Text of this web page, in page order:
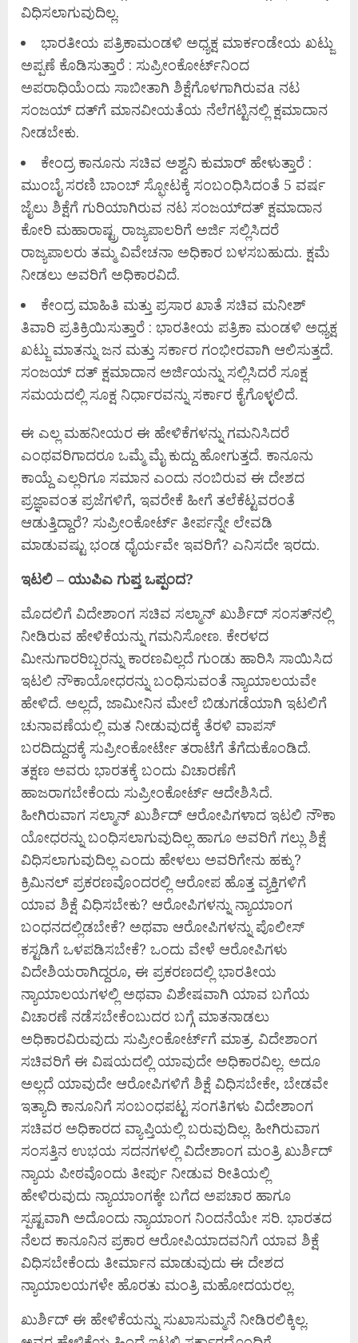
ವಿಧಿಸಲಾಗುವುದಿಲ್ಲ.
ಭಾರತೀಯ ಪತ್ರಿಕಾಮಂಡಳಿ ಅಧ್ಯಕ್ಷ ಮಾರ್ಕಂಡೇಯ ಖಟ್ಜು
ಅಪ್ಪಣೆ ಕೊಡಿಸುತ್ತಾರೆ : ಸುಪ್ರೀಂಕೋರ್ಟ್‌ನಿಂದ
ಅಪರಾಧಿಯೆಂದು ಸಾಬೀತಾಗಿ ಶಿಕ್ಷೆಗೊಳಗಾಗಿರುವa ನಟ
ಸಂಜಯ್‌ ದತ್‌ಗೆ ಮಾನವೀಯತೆಯ ನೆಲೆಗಟ್ಟಿನಲ್ಲಿ ಕ್ಷಮಾದಾನ
ನೀಡಬೇಕು.
ಕೇಂದ್ರ ಕಾನೂನು ಸಚಿವ ಅಶ್ವನಿ ಕುಮಾರ್ ಹೇಳುತ್ತಾರೆ :
ಮುಂಬೈ ಸರಣಿ ಬಾಂಬ್‌ ಸ್ಫೋಟಕ್ಕೆ ಸಂಬಂಧಿಸಿದಂತೆ 5 ವರ್ಷ
ಜೈಲು ಶಿಕ್ಷೆಗೆ ಗುರಿಯಾಗಿರುವ ನಟ ಸಂಜಯ್‌ದತ್‌ ಕ್ಷಮಾದಾನ
ಕೋರಿ ಮಹಾರಾಷ್ಟ್ರ ರಾಜ್ಯಪಾಲರಿಗೆ ಅರ್ಜಿ ಸಲ್ಲಿಸಿದರೆ
ರಾಜ್ಯಪಾಲರು ತಮ್ಮ ವಿವೇಚನಾ ಅಧಿಕಾರ ಬಳಸಬಹುದು. ಕ್ಷಮೆ
ನೀಡಲು ಅವರಿಗೆ ಅಧಿಕಾರವಿದೆ.
ಕೇಂದ್ರ ಮಾಹಿತಿ ಮತ್ತು ಪ್ರಸಾರ ಖಾತೆ ಸಚಿವ ಮನೀಶ್‌
ತಿವಾರಿ ಪ್ರತಿಕ್ರಿಯಿಸುತ್ತಾರೆ : ಭಾರತೀಯ ಪತ್ರಿಕಾ ಮಂಡಳಿ ಅಧ್ಯಕ್ಷ
ಖಟ್ಜು ಮಾತನ್ನು ಜನ ಮತ್ತು ಸರ್ಕಾರ ಗಂಭೀರವಾಗಿ ಆಲಿಸುತ್ತದೆ.
ಸಂಜಯ್‌ ದತ್‌ ಕ್ಷಮಾದಾನ ಅರ್ಜಿಯನ್ನು ಸಲ್ಲಿಸಿದರೆ ಸೂಕ್ಷ
ಸಮಯದಲ್ಲಿ ಸೂಕ್ಷ ನಿರ್ಧಾರವನ್ನು ಸರ್ಕಾರ ಕೈಗೊಳ್ಳಲಿದೆ.
ಈ ಎಲ್ಲ ಮಹನೀಯರ ಈ ಹೇಳಿಕೆಗಳನ್ನು ಗಮನಿಸಿದರೆ
ಎಂಥವರಿಗಾದರೂ ಒಮ್ಮೆ ಮೈ ಕುದ್ದು ಹೋಗುತ್ತದೆ. ಕಾನೂನು
ಕಾಯ್ದೆ ಎಲ್ಲರಿಗೂ ಸಮಾನ ಎಂದು ನಂಬಿರುವ ಈ ದೇಶದ
ಪ್ರಜ್ಞಾವಂತ ಪ್ರಜೆಗಳಿಗೆ, ಇವರೇಕೆ ಹೀಗೆ ತಲೆಕೆಟ್ಟವರಂತೆ
ಆಡುತ್ತಿದ್ದಾರೆ? ಸುಪ್ರೀಂಕೋರ್ಟ್‌ ತೀರ್ಪನ್ನೇ ಲೇವಡಿ
ಮಾಡುವಷ್ಟು ಭಂಡ ಧೈರ್ಯವೇ ಇವರಿಗೆ? ಎನಿಸದೇ ಇರದು.
ಇಟಲಿ – ಯುಪಿಎ ಗುಪ್ತ ಒಪ್ಪಂದ?
ಮೊದಲಿಗೆ ವಿದೇಶಾಂಗ ಸಚಿವ ಸಲ್ಮಾನ್‌ ಖುರ್ಶಿದ್‌ ಸಂಸತ್‌ನಲ್ಲಿ
ನೀಡಿರುವ ಹೇಳಿಕೆಯನ್ನು ಗಮನಿಸೋಣ. ಕೇರಳದ
ಮೀನುಗಾರರಿಬ್ಬರನ್ನು ಕಾರಣವಿಲ್ಲದೆ ಗುಂಡು ಹಾರಿಸಿ ಸಾಯಿಸಿದ
ಇಟಲಿ ನೌಕಾಯೋಧರನ್ನು ಬಂಧಿಸುವಂತೆ ನ್ಯಾಯಾಲಯವೇ
ಹೇಳಿದೆ. ಅಲ್ಲದೆ, ಜಾಮೀನಿನ ಮೇಲೆ ಬಿಡುಗಡೆಯಾಗಿ ಇಟಲಿಗೆ
ಚುನಾವಣೆಯಲ್ಲಿ ಮತ ನೀಡುವುದಕ್ಕೆ ತೆರಳಿ ವಾಪಸ್‌
ಬರದಿದ್ದುದಕ್ಕೆ ಸುಪ್ರೀಂಕೋರ್ಟೇ ತರಾಟೆಗೆ ತೆಗೆದುಕೊಂಡಿದೆ.
ತಕ್ಷಣ ಅವರು ಭಾರತಕ್ಕೆ ಬಂದು ವಿಚಾರಣೆಗೆ
ಹಾಜರಾಗಬೇಕೆಂದು ಸುಪ್ರೀಂಕೋರ್ಟ್‌ ಆದೇಶಿಸಿದೆ.
ಹೀಗಿರುವಾಗ ಸಲ್ಮಾನ್‌ ಖುರ್ಶಿದ್‌ ಆರೋಪಿಗಳಾದ ಇಟಲಿ ನೌಕಾ
ಯೋಧರನ್ನು ಬಂಧಿಸಲಾಗುವುದಿಲ್ಲ ಹಾಗೂ ಅವರಿಗೆ ಗಲ್ಲು ಶಿಕ್ಷೆ
ವಿಧಿಸಲಾಗುವುದಿಲ್ಲ ಎಂದು ಹೇಳಲು ಅವರಿಗೇನು ಹಕ್ಕು?
ಕ್ರಿಮಿನಲ್‌ ಪ್ರಕರಣವೊಂದರಲ್ಲಿ ಆರೋಪ ಹೊತ್ತ ವ್ಯಕ್ತಿಗಳಿಗೆ
ಯಾವ ಶಿಕ್ಷೆ ವಿಧಿಸಬೇಕು? ಆರೋಪಿಗಳನ್ನು ನ್ಯಾಯಾಂಗ
ಬಂಧನದಲ್ಲಿಡಬೇಕೆ? ಅಥವಾ ಆರೋಪಿಗಳನ್ನು ಪೊಲೀಸ್‌
ಕಸ್ಟಡಿಗೆ ಒಳಪಡಿಸಬೇಕೆ? ಒಂದು ವೇಳೆ ಆರೋಪಿಗಳು
ವಿದೇಶಿಯರಾಗಿದ್ದರೂ, ಈ ಪ್ರಕರಣದಲ್ಲಿ ಭಾರತೀಯ
ನ್ಯಾಯಾಲಯಗಳಲ್ಲಿ ಅಥವಾ ವಿಶೇಷವಾಗಿ ಯಾವ ಬಗೆಯ
ವಿಚಾರಣೆ ನಡೆಸಬೇಕೆಂಬುದರ ಬಗ್ಗೆ ಮಾತನಾಡಲು
ಅಧಿಕಾರವಿರುವುದು ಸುಪ್ರೀಂಕೋರ್ಟ್‌ಗೆ ಮಾತ್ರ. ವಿದೇಶಾಂಗ
ಸಚಿವರಿಗೆ ಈ ವಿಷಯದಲ್ಲಿ ಯಾವುದೇ ಅಧಿಕಾರವಿಲ್ಲ. ಅದೂ
ಅಲ್ಲದೆ ಯಾವುದೇ ಆರೋಪಿಗಳಿಗೆ ಶಿಕ್ಷೆ ವಿಧಿಸಬೇಕೇ, ಬೇಡವೇ
ಇತ್ಯಾದಿ ಕಾನೂನಿಗೆ ಸಂಬಂಧಪಟ್ಟ ಸಂಗತಿಗಳು ವಿದೇಶಾಂಗ
ಸಚಿವರ ಅಧಿಕಾರದ ವ್ಯಾಪ್ತಿಯಲ್ಲಿ ಬರುವುದಿಲ್ಲ. ಹೀಗಿರುವಾಗ
ಸಂಸತ್ತಿನ ಉಭಯ ಸದನಗಳಲ್ಲಿ ವಿದೇಶಾಂಗ ಮಂತ್ರಿ ಖುರ್ಶಿದ್‌
ನ್ಯಾಯ ಪೀಠವೊಂದು ತೀರ್ಪು ನೀಡುವ ರೀತಿಯಲ್ಲಿ
ಹೇಳಿರುವುದು ನ್ಯಾಯಾಂಗಕ್ಕೇ ಬಗೆದ ಅಪಚಾರ ಹಾಗೂ
ಸ್ಪಷ್ಟವಾಗಿ ಅದೊಂದು ನ್ಯಾಯಾಂಗ ನಿಂದನೆಯೇ ಸರಿ. ಭಾರತದ
ನೆಲದ ಕಾನೂನಿನ ಪ್ರಕಾರ ಆರೋಪಿಯಾದವನಿಗೆ ಯಾವ ಶಿಕ್ಷೆ
ವಿಧಿಸಬೇಕೆಂದು ತೀರ್ಮಾನ ಮಾಡುವುದು ಈ ದೇಶದ
ನ್ಯಾಯಾಲಯಗಳೇ ಹೊರತು ಮಂತ್ರಿ ಮಹೋದಯರಲ್ಲ.
ಖುರ್ಶಿದ್‌ ಈ ಹೇಳಿಕೆಯನ್ನು ಸುಖಾಸುಮ್ಮನೆ ನೀಡಿರಲಿಕ್ಕಿಲ್ಲ.